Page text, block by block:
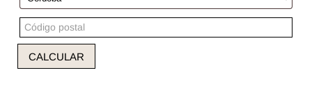
CALCULAR